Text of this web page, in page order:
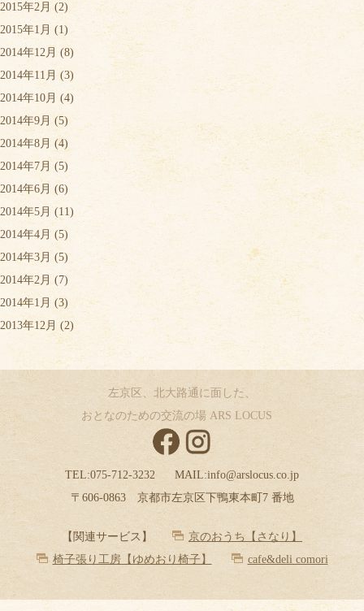
2015年2月(2)
2015年1月 (1)
2014年12月(8)
2014年11月(3)
2014年10月 (4)
2014年9月 (5)
2014年8月 (4)
2014年7月 (5)
2014年6月 (6)
2014年5月(11)
2014年4月(5)
2014年3月 (5)
2014年2月(7)
2014年1月 (3)
2013年12月(2)
左京区、北大路通に面した、
おとなのための交流の場 ARS LOCUS
TEL:075-712-3232 MAIL:info@arslocus.co.jp
〒606-0863 京都市左京区下鴨東本町7 番地
【関連サービス】
京のおうち【さなり】
椅子張り工房【ゆめおり椅子】
cafe&deli comori